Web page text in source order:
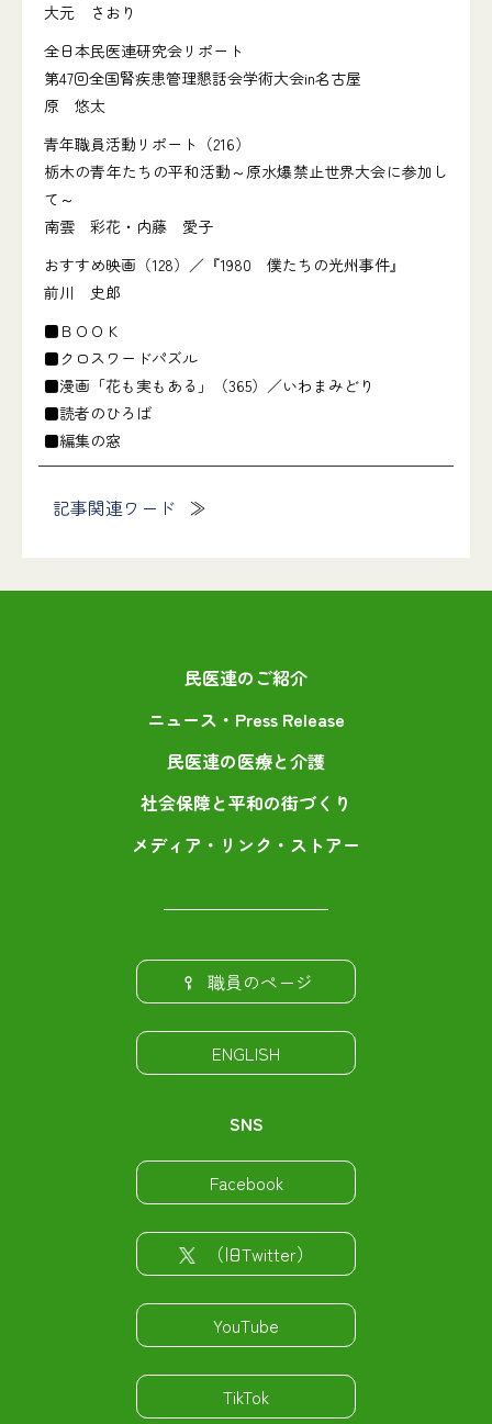
大元 さおり
全日本民医連研究会リポート
第47回全国腎疾患管理懇話会学術大会in名古屋
原 悠太
青年職員活動リポート（216）
栃木の青年たちの平和活動～原水爆禁止世界大会に参加し
て～
南雲 彩花・内藤 愛子
おすすめ映画（128）／『1980 僕たちの光州事件』
前川 史郎
■ＢＯＯＫ
■クロスワードパズル
■漫画「花も実もある」（365）／いわまみどり
■読者のひろば
■編集の窓
記事関連ワード
民医連のご紹介
ニュース・Press Release
民医連の医療と介護
社会保障と平和の街づくり
メディア・リンク・ストアー
職員のページ
ENGLISH
SNS
Facebook
（旧Twitter）
YouTube
TikTok